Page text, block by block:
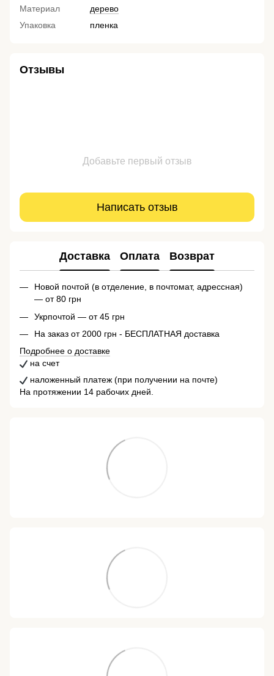
Материал
дерево
Упаковка
пленка
Отзывы
Добавьте первый отзыв
Написать отзыв
Доставка Оплата Возврат
Новой почтой (в отделение, в почтомат, адрессная)
— от 80 грн
Укрпочтой — от 45 грн
На заказ от 2000 грн - БЕСПЛАТНАЯ доставка
Подробнее о доставке
на счет
наложенный платеж (при получении на почте)
На протяжении 14 рабочих дней.